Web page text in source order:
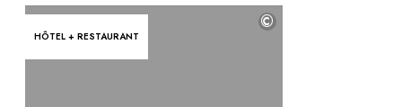
HÔTEL + RESTAURANT
©